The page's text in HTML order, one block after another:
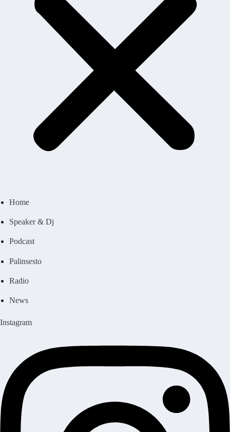
Home
Speaker & Dj
Podcast
Palinsesto
Radio
News
Instagram